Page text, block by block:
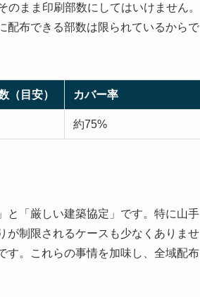
まま印刷部数にしてはいけません。
配布できる部数は限られているからで
（目安） カバー率
約75%
と「厳しい建築協定」です。特に山手
が制限されるケースも少なくありませ
す。これらの事情を加味し、全域配布